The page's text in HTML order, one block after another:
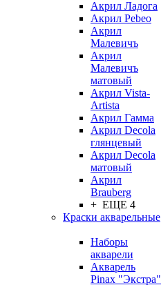
Акрил Ладога
Акрил Pebeo
Акрил
Малевичъ
Акрил
Малевичъ
матовый
Акрил Vista-
Artista
Акрил Гамма
Акрил Decola
глянцевый
Акрил Decola
матовый
Акрил
Brauberg
+ ЕЩЕ 4
Краски акварельные
Наборы
акварели
Акварель
Pinax "Экстра"